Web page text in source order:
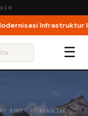
Infrastruktur ISP
☰
NEWS/ HEADLINE